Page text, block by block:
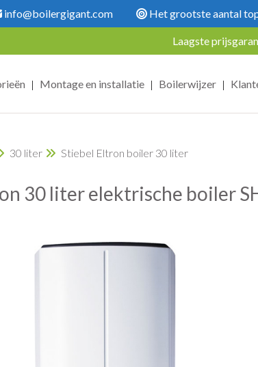
info@boilergigant.com Het grootste aantal
Laagste
| Montage en installatie | Boilerwijzer |
30 liter Stiebel Eltron boiler 30 liter
30 liter elektrische boiler